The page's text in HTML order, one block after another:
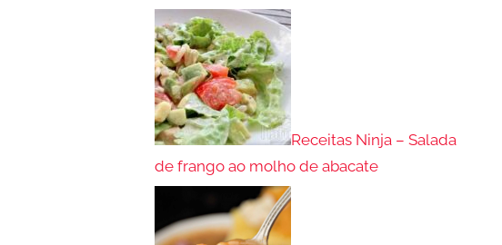
Receitas Ninja – Salada
de frango ao molho de abacate